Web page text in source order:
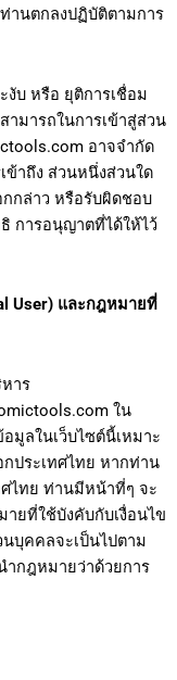
ท่านตกลงปฏิบัติตามการ
งับ หรือ ยุติการเชื่อม
ามารถในการเข้าสู่ส่วน
อาจจำกัด
ข้าถึง ส่วนหนึ่งส่วนใด
กกล่าว หรือรับผิดชอบ
การอนุญาตที่ได้ให้ไว้
User) และกฎหมายที่
าร
ใน
มูลในเว็บไซต์นี้เหมาะ
ประเทศไทย หากท่าน
ไทย ท่านมีหน้าที่ๆ จะ
ยที่ใช้บังคับกับเงื่อนไข
บุคคลจะเป็นไปตาม
ำกฎหมายว่าด้วยการ